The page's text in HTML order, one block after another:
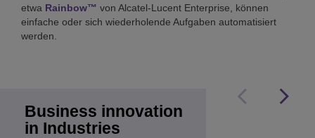
etwa Rainbow™ von Alcatel-Lucent Enterprise, können
einfache oder sich wiederholende Aufgaben automatisiert
werden.
Business innovation
in Industries